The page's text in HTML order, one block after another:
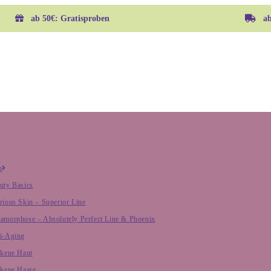
ab 50€: Gratisproben
Basics
Skin – Superior Line
– Absolutely Perfect Line & Phoenix
Aging
Haut